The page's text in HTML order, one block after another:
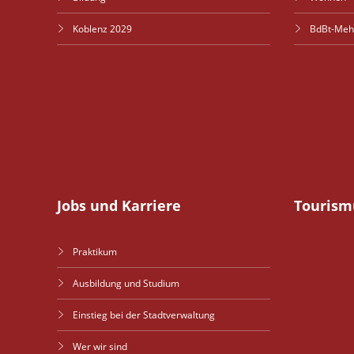
Koblenz 2029 BdBt-
Jobs und Karriere
Praktikum
Ausbildung und Studium
Einstieg bei der Stadtverwaltung
Wer wir sind